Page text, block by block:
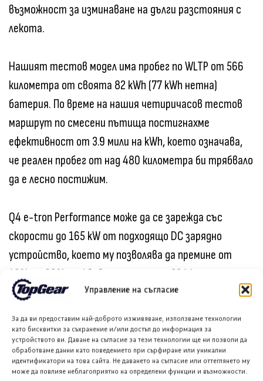
Управление на съгласие
За да ви предоставим най-доброто изживяване, използваме технологии
като бисквитки за съхранение и/или достъп до информация за
устройството ви. Даване на съгласие за тези технологии ще ни позволи да
обработваме данни като поведението при сърфиране или уникални
идентификатори на това сайта. Не даването на съгласие или оттеглянето му
може да повлияе неблагоприятно на определени функции и възможности.
възможност за изминаване на дълги разстояния с
лекота.
Нашият тестов модел има пробег по WLTP от 566
километра от своята 82 kWh (77 kWh нетна)
батерия. По време на нашия четиричасов тестов
маршрут по смесени пътища постигнахме
ефективност от 3.9 мили на kWh, което означава,
че реален пробег от над 480 километра би трябвало
да е лесно постижим.
Q4 e-tron Performance може да се зарежда със
скорости до 165 kW от подходящо DC зарядно
устройство, което му позволява да премине от
10% до 80% – еквивалентно на до 394 километра –
за 29 минути.
Базовият Q4 e-tron разполага със 160 kW вградено
зарядно устройство, докато Q4 e-tron Quattro
Performance е способен да се зарежда при 185 kW,